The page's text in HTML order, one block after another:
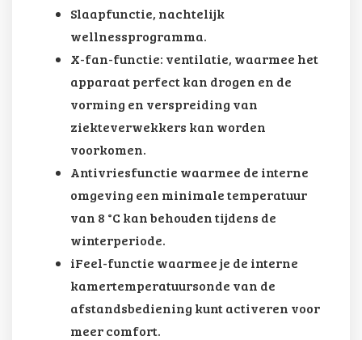
Slaapfunctie, nachtelijk
wellnessprogramma.
X-fan-functie: ventilatie, waarmee het
apparaat perfect kan drogen en de
vorming en verspreiding van
ziekteverwekkers kan worden
voorkomen.
Antivriesfunctie waarmee de interne
omgeving een minimale temperatuur
van 8 °C kan behouden tijdens de
winterperiode.
iFeel-functie waarmee je de interne
kamertemperatuursonde van de
afstandsbediening kunt activeren voor
meer comfort.